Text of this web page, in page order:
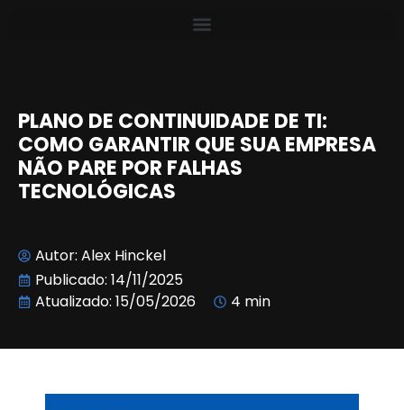
PLANO DE CONTINUIDADE DE TI:
COMO GARANTIR QUE SUA EMPRESA
NÃO PARE POR FALHAS
TECNOLÓGICAS
Autor: Alex Hinckel
Publicado: 14/11/2025
Atualizado: 15/05/2026
4 min